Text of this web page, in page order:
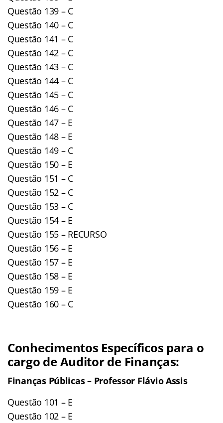
Questão 139 – C
Questão 140 – C
Questão 141 – C
Questão 142 – C
Questão 143 – C
Questão 144 – C
Questão 145 – C
Questão 146 – C
Questão 147 – E
Questão 148 – E
Questão 149 – C
Questão 150 – E
Questão 151 – C
Questão 152 – C
Questão 153 – C
Questão 154 – E
Questão 155 – RECURSO
Questão 156 – E
Questão 157 – E
Questão 158 – E
Questão 159 – E
Questão 160 – C
Conhecimentos Específicos para o
cargo de Auditor de Finanças:
Finanças Públicas – Professor Flávio Assis
Questão 101 – E
Questão 102 – E